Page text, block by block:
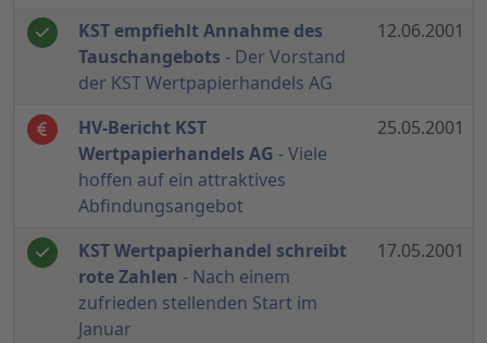
KST empfiehlt Annahme des
Tauschangebots - Der Vorstand
der KST Wertpapierhandels AG
12.06.2001
HV-Bericht KST
Wertpapierhandels AG - Viele
hoffen auf ein attraktives
Abfindungsangebot
25.05.2001
KST Wertpapierhandel schreibt
rote Zahlen - Nach einem
zufrieden stellenden Start im
Januar
17.05.2001